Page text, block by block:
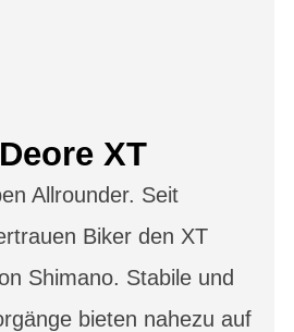
XT
Allrounder. Seit
Biker den XT
Shimano. Stabile und
bieten nahezu auf